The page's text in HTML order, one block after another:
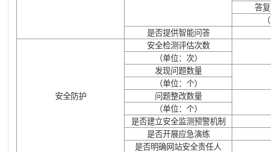
答
是否提供智能问答
安全防护
安全检测评估次数
（单位：次）
发现问题数量
（单位：个）
问题整改数量
（单位：个）
是否建立安全监测预警机制
是否开展应急演练
是否明确网站安全责任人